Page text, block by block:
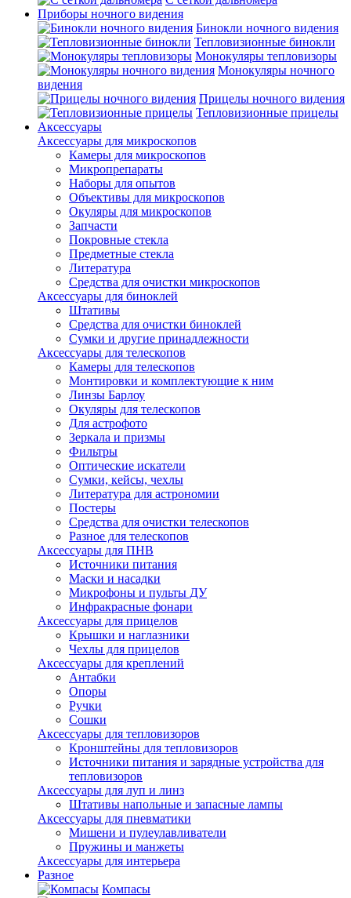
Приборы ночного видения
Бинокли ночного видения
Тепловизионные бинокли
Монокуляры тепловизоры
Монокуляры ночного
видения
Прицелы ночного видения
Тепловизионные прицелы
Аксессуары
Аксессуары для микроскопов
Камеры для микроскопов
Микропрепараты
Наборы для опытов
Объективы для микроскопов
Окуляры для микроскопов
Запчасти
Покровные стекла
Предметные стекла
Литература
Средства для очистки микроскопов
Аксессуары для биноклей
Штативы
Средства для очистки биноклей
Сумки и другие принадлежности
Аксессуары для телескопов
Камеры для телескопов
Монтировки и комплектующие к ним
Линзы Барлоу
Окуляры для телескопов
Для астрофото
Зеркала и призмы
Фильтры
Оптические искатели
Сумки, кейсы, чехлы
Литература для астрономии
Постеры
Средства для очистки телескопов
Разное для телескопов
Аксессуары для ПНВ
Источники питания
Маски и насадки
Микрофоны и пульты ДУ
Инфракрасные фонари
Аксессуары для прицелов
Крышки и наглазники
Чехлы для прицелов
Аксессуары для креплений
Антабки
Опоры
Ручки
Сошки
Аксессуары для тепловизоров
Кронштейны для тепловизоров
Источники питания и зарядные устройства для
тепловизоров
Аксессуары для луп и линз
Штативы напольные и запасные лампы
Аксессуары для пневматики
Мишени и пулеулавливатели
Пружины и манжеты
Аксессуары для интерьера
Разное
Компасы